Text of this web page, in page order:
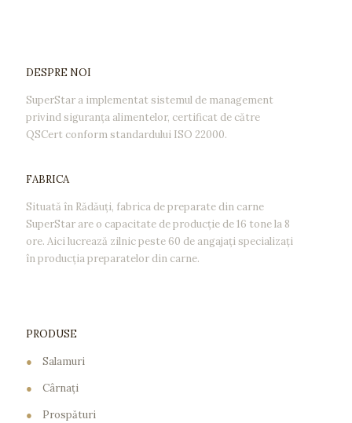
DESPRE NOI
SuperStar a implementat sistemul de management
privind siguranţa alimentelor, certificat de către
QSCert conform standardului ISO 22000.
FABRICA
Situată în Rădăuţi, fabrica de preparate din carne
SuperStar are o capacitate de producţie de 16 tone la 8
ore. Aici lucrează zilnic peste 60 de angajaţi specializaţi
în producţia preparatelor din carne.
PRODUSE
●
Salamuri
●
Cârnaţi
●
Prospături